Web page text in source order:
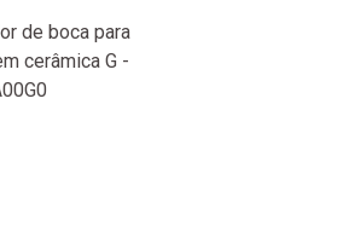
de boca para
cerâmica G -